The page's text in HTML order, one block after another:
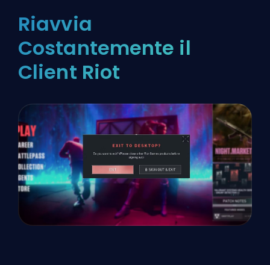
Riavvia
Costantemente il
Client Riot